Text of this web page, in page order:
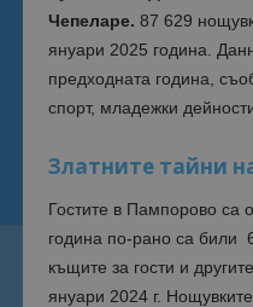
Чепеларе. 87 629
януари 2025 година.
предходната година,
спорт, младежки
Златните тайни
Гостите в Пампорово са
година по-рано са били
къщите за гости и
януари 2024 г.